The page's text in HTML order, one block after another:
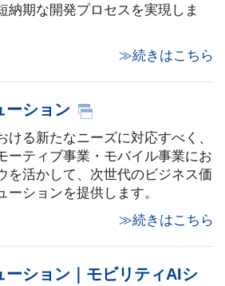
納期な開発プロセスを実現しま
≫続きはこちら
ーション
ける新たなニーズに対応すべく、
ーティブ事業・モバイル事業にお
を活かして、次世代のビジネス価
ーションを提供します。
≫続きはこちら
ーション｜モビリティAIシ